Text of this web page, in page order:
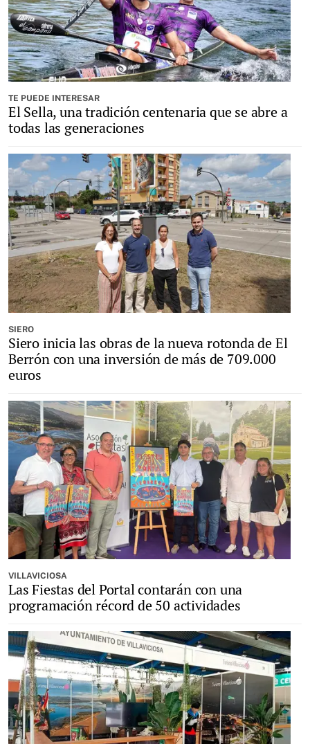
TE PUEDE INTERESAR
El Sella, una tradición centenaria que se abre a
todas las generaciones
SIERO
Siero inicia las obras de la nueva rotonda de El
Berrón con una inversión de más de 709.000
euros
VILLAVICIOSA
Las Fiestas del Portal contarán con una
programación récord de 50 actividades